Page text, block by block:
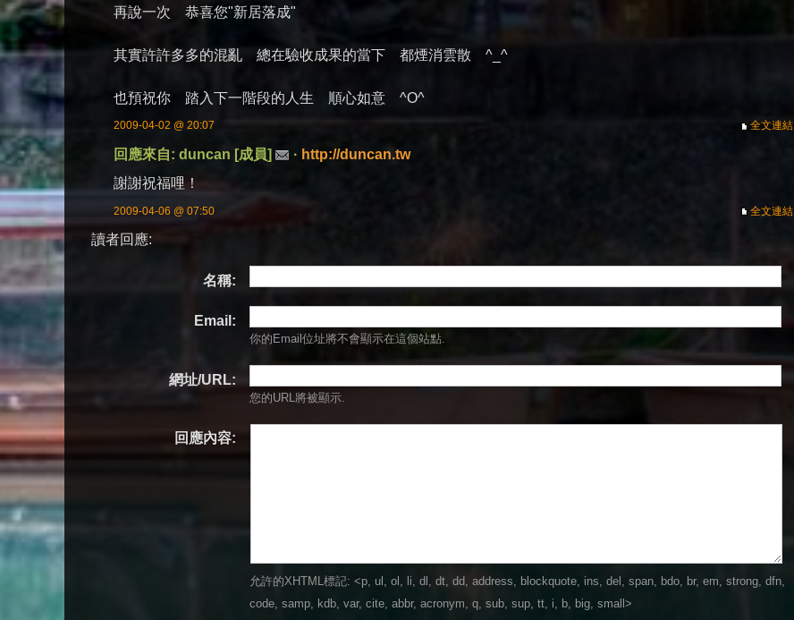
再說一次 恭喜您"新居落成"
其實許許多多的混亂 總在驗收成果的當下 都煙消雲散 ^_^
也預祝你 踏入下一階段的人生 順心如意 ^O^
全文連結
2009-04-02 @ 20:07
回應來自: duncan [成員] · http://duncan.tw
謝謝祝福哩！
全文連結
2009-04-06 @ 07:50
讀者回應:
名稱:
Email:
你的Email位址將不會顯示在這個站點.
網址/URL:
您的URL將被顯示.
回應內容:
允許的XHTML標記: <p, ul, ol, li, dl, dt, dd, address, blockquote, ins, del, span, bdo, br, em, strong, dfn,
code, samp, kdb, var, cite, abbr, acronym, q, sub, sup, tt, i, b, big, small>